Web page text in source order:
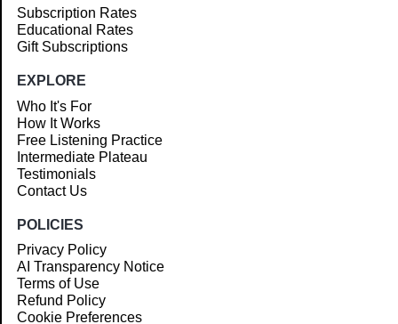
Subscription Rates
Educational Rates
Gift Subscriptions
EXPLORE
Who It's For
How It Works
Free Listening Practice
Intermediate Plateau
Testimonials
Contact Us
POLICIES
Privacy Policy
AI Transparency Notice
Terms of Use
Refund Policy
Cookie Preferences